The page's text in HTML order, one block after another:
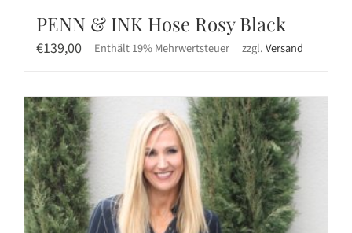
PENN & INK Hose Rosy Black
€139,00 Enthält 19% Mehrwertsteuer zzgl.Versand